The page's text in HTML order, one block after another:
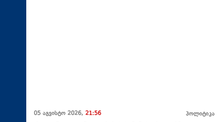
05 აგვისტო 2026, 21:56 პოლიტიკა